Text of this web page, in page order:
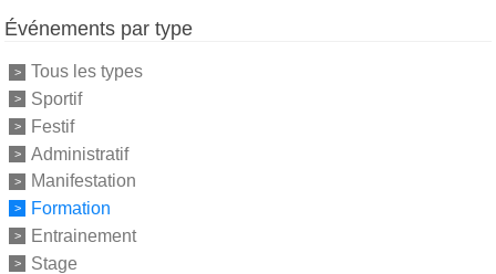
Événements par type
Tous les types
Sportif
Festif
Administratif
Manifestation
Formation
Entrainement
Stage